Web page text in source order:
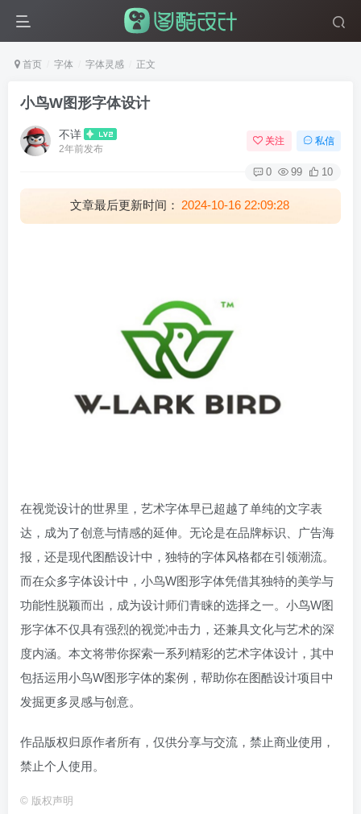
首页 字体 字体灵感 正文
小鸟W图形字体设计
不详
2年前发布
关注 私信
0 99 10
文章最后更新时间： 2024-10-16 22:09:28
在视觉设计的世界里，艺术字体早已超越了单纯的文字表
达，成为了创意与情感的延伸。无论是在品牌标识、广告海
报，还是现代图酷设计中，独特的字体风格都在引领潮流。
而在众多字体设计中，小鸟W图形字体凭借其独特的美学与
功能性脱颖而出，成为设计师们青睐的选择之一。小鸟W图
形字体不仅具有强烈的视觉冲击力，还兼具文化与艺术的深
度内涵。本文将带你探索一系列精彩的艺术字体设计，其中
包括运用小鸟W图形字体的案例，帮助你在图酷设计项目中
发掘更多灵感与创意。
作品版权归原作者所有，仅供分享与交流，禁止商业使用，
禁止个人使用。
© 版权声明